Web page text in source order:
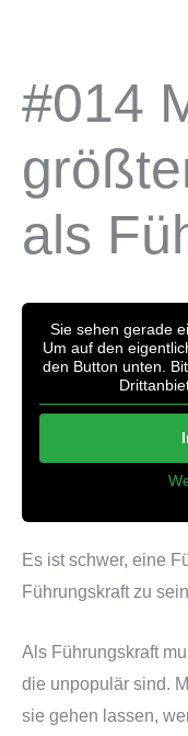
#014
als
Sie sehen gerade
Um auf den
den Button unten.
Es ist schwer, eine
Führungskraft zu
Als Führungskraft
die unpopulär sind.
sie gehen lassen,